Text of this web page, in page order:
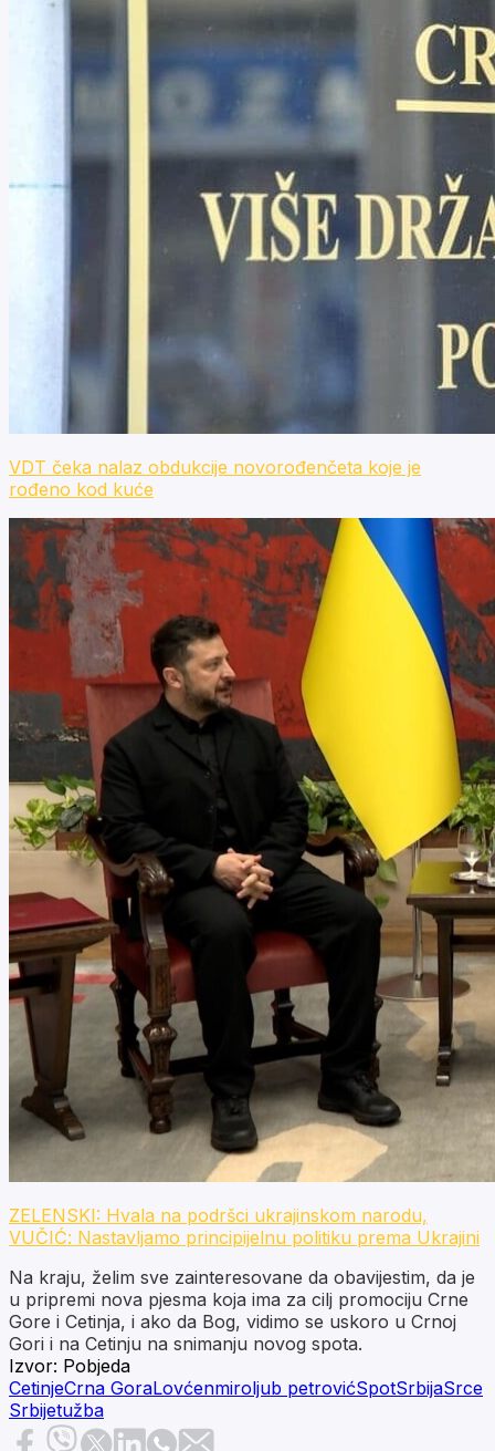
VDT čeka nalaz obdukcije novorođenčeta koje je
rođeno kod kuće
ZELENSKI: Hvala na podršci ukrajinskom narodu,
VUČIĆ: Nastavljamo principijelnu politiku prema Ukrajini
Na kraju, želim sve zainteresovane da obavijestim, da je
u pripremi nova pjesma koja ima za cilj promociju Crne
Gore i Cetinja, i ako da Bog, vidimo se uskoro u Crnoj
Gori i na Cetinju na snimanju novog spota.
Izvor: Pobjeda
CetinjeCrna GoraLovćenmiroljub petrovićSpotSrbijaSrce
Srbijetužba